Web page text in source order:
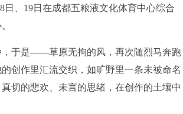
、19日在成都五粮液文化体育中心综合
，于是——草原无拘的风，再次随烈马奔跑
创作里汇流交织，如旷野里一条未被命名
切的悲欢、未言的思绪，在创作的土壤中